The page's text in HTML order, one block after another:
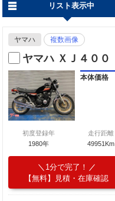
リスト表示中
ヤマハ 複数画像
ヤマハ ＸＪ４００
本体価格
初度登録年
1980年
走行距離
49951Km
1分で完了！
【無料】見積・在庫確認